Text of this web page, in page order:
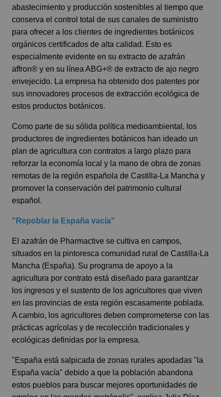
abastecimiento y producción sostenibles al tiempo que
conserva el control total de sus canales de suministro
para ofrecer a los clientes de ingredientes botánicos
orgánicos certificados de alta calidad. Esto es
especialmente evidente en su extracto de azafrán
affron® y en su línea ABG+® de extracto de ajo negro
envejecido. La empresa ha obtenido dos patentes por
sus innovadores procesos de extracción ecológica de
estos productos botánicos.
Como parte de su sólida política medioambiental, los
productores de ingredientes botánicos han ideado un
plan de agricultura con contratos a largo plazo para
reforzar la economía local y la mano de obra de zonas
remotas de la región española de Castilla-La Mancha y
promover la conservación del patrimonio cultural
español.
"Repoblar la España vacía"
El azafrán de Pharmactive se cultiva en campos,
situados en la pintoresca comunidad rural de Castilla-La
Mancha (España). Su programa de apoyo a la
agricultura por contrato está diseñado para garantizar
los ingresos y el sustento de los agricultores que viven
en las provincias de esta región escasamente poblada.
A cambio, los agricultores deben comprometerse con las
prácticas agrícolas y de recolección tradicionales y
ecológicas definidas por la empresa.
"España está salpicada de zonas rurales apodadas "la
España vacía" debido a que la población abandona
estos pueblos para buscar mejores oportunidades de